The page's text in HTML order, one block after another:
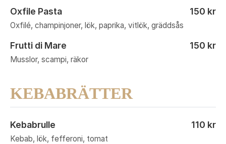
Oxfile Pasta
150 kr
Oxfilé, champinjoner, lök, paprika, vitlök, gräddsås
Frutti di Mare 150 kr
Musslor, scampi, räkor
KEBABRÄTTER
Kebabrulle 110 kr
Kebab, lök, fefferoni, tomat